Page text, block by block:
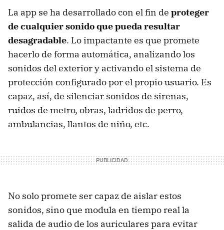
La app se ha desarrollado con el fin de proteger
de cualquier sonido que pueda resultar
desagradable. Lo impactante es que promete
hacerlo de forma automática, analizando los
sonidos del exterior y activando el sistema de
protección configurado por el propio usuario. Es
capaz, así, de silenciar sonidos de sirenas,
ruidos de metro, obras, ladridos de perro,
ambulancias, llantos de niño, etc.
No solo promete ser capaz de aislar estos
sonidos, sino que modula en tiempo real la
salida de audio de los auriculares para evitar